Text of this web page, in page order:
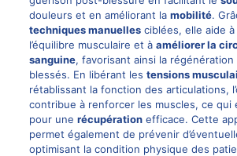
douleurs et en améliorant la mobilité.
techniques manuellesciblées, elle aide
l’équilibre musculaire et à améliorer la
sanguine, favorisant ainsi la régénération
blessés. En libérant les tensions
rétablissant la fonction des articulations,
contribue à renforcer les muscles, ce qui
pour une récupérationefficace. Cette
permet également de prévenir
optimisant la condition physique des